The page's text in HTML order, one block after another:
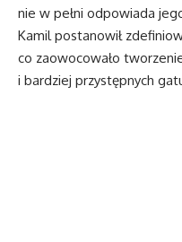
nie w pełni odpowiada
Kamil postanowił
co zaowocowało
i bardziej przystępnych